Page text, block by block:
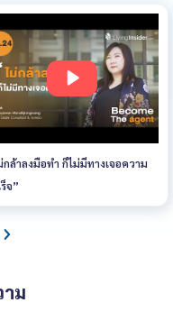
กล้าลงมือทำ ก็ไม่มีทางเจอความ
จ”
ม